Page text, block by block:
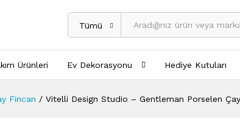
Tümü
Ürünleri Ev Dekorasyonu Hediye Kutuları
Fincan / Vitelli Design Studio – Gentleman Porselen Çay